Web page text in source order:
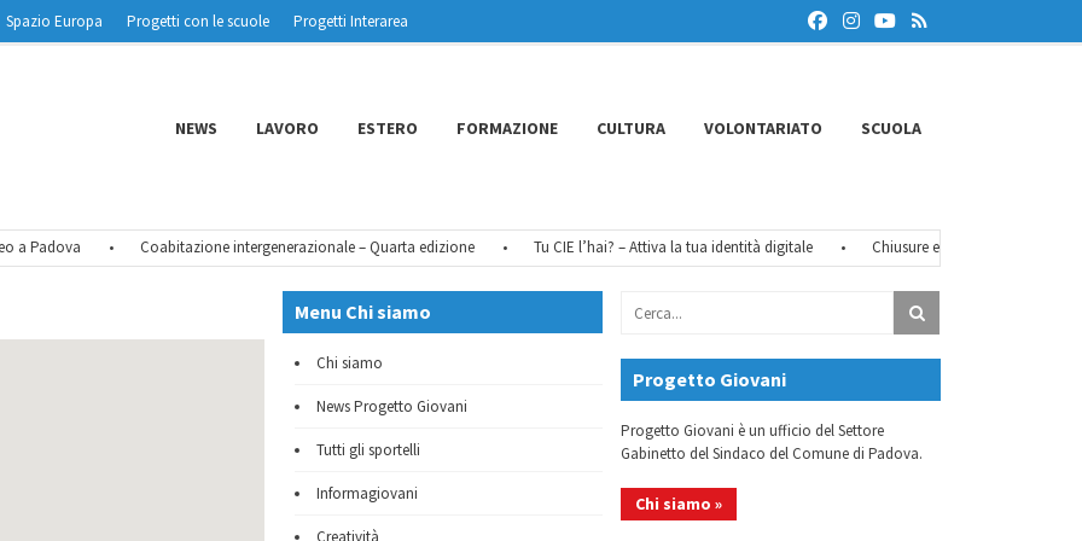
Spazio Europa Progetti con le scuole
Progetti Interarea
NEWS LAVORO ESTERO FORMAZIONE CULTURA VOLONTARIATO SCUOLA
• Coabitazione intergenerazionale – Quarta edizione • Tu CIE l’hai? – Attiva la tua identità digitale • Chiusure estive 2026
Menu Chi siamo
Chi siamo
News Progetto Giovani
Tutti gli sportelli
Informagiovani
Creatività
Progetto Giovani
Progetto Giovani è un ufficio del Settore
Gabinetto del Sindaco del Comune di Padova.
Chi siamo »